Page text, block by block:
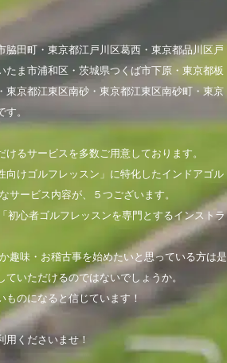
田町・東京都江戸川区葛西・東京都品川区戸
ま市浦和区・茨城県つくば市下原・東京都板
京都江東区南砂・東京都江東区南砂町・東京
。
るサービスを多数ご用意しております。
けゴルフレッスン」に特化したインドアゴル
ービス内容が、５つございます。
初心者ゴルフレッスンを専門とするインストラ
趣味・お稽古事を始めたいと思っている方は是
いただけるのではないでしょうか。
のになると信じています！
くださいませ！